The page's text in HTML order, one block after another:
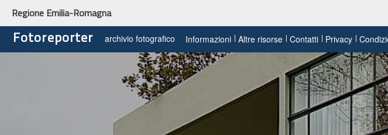
Regione Emilia-Romagna
Fotoreporter archivio fotografico Informazioni Altre risorse Contatti Privacy